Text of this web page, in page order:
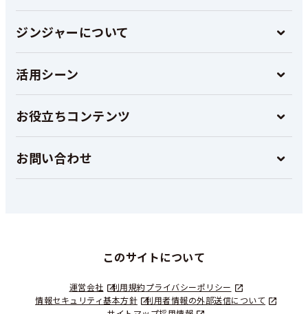
ジンジャーについて
活用シーン
お役立ちコンテンツ
お問い合わせ
このサイトについて
運営会社 利用規約プライバシーポリシー
情報セキュリティ基本方針
利用者情報の外部送信について